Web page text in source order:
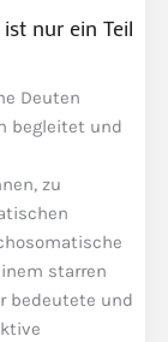
nur ein Teil
Deuten
begleitet und
zu
starren
bedeutete und